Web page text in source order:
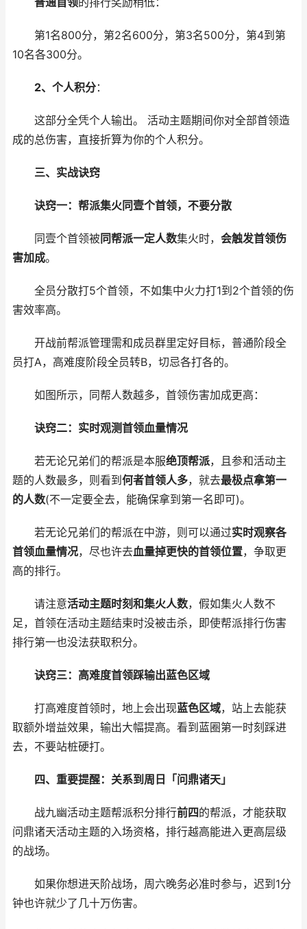
第1名800分，第2名600分，第3名500分，第4到第
10名各300分。
2、个人积分：
这部分全凭个人输出。 活动主题期间你对全部首领造
成的总伤害，直接折算为你的个人积分。
三、实战诀窍
诀窍一：帮派集火同壹个首领，不要分散
同壹个首领被同帮派一定人数集火时， 会触发首领伤
害加成。
全员分散打5个首领，不如集中火力打1到2个首领的伤
害效率高。
开战前帮派管理需和成员群里定好目标，普通阶段全
员打A，高难度阶段全员转B，切忌各打各的。
如图所示，同帮人数越多，首领伤害加成更高：
诀窍二：实时观测首领血量情况
若无论兄弟们的帮派是本服绝顶帮派，且参和活动主
题的人数最多，则看到 何者首领人多，就去最极点拿第一
的人数(不一定要全去，能确保拿到第一名即可)。
若无论兄弟们的帮派在中游，则可以通过实时观察各
首领血量情况，尽也许去血量掉更快的首领位置，争取更
高的排行。
请注意活动主题时刻和集火人数，假如集火人数不
足，首领在活动主题结束时没被击杀，即使帮派排行伤害
排行第一也没法获取积分。
诀窍三：高难度首领踩输出蓝色区域
打高难度首领时，地上会出现蓝色区域，站上去能获
取额外增益效果，输出大幅提高。看到蓝圈第一时刻踩进
去，不要站桩硬打。
四、重要提醒：关系到周日「问鼎诸天」
战九幽活动主题帮派积分排行前四的帮派，才能获取
问鼎诸天活动主题的入场资格，排行越高能进入更高层级
的战场。
如果你想进天阶战场，周六晚务必准时参与，迟到1分
钟也许就少了几十万伤害。